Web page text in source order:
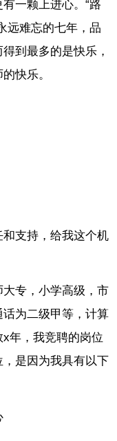
一颗上进心。“路
远难忘的七年，品
到最多的是快乐，
快乐。
支持，给我这个机
专，小学高级，市
为二级甲等，计算
年，我竞聘的岗位
是因为我具有以下